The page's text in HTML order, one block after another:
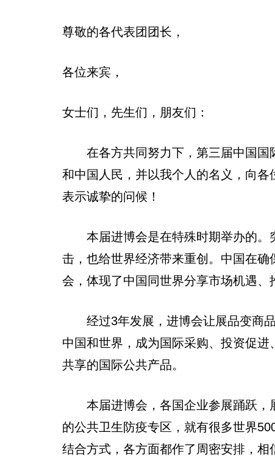
尊敬的各代表团团长，
各位来宾，
女士们，先生们，朋友们：
在各方共同努力下，第三届中国国
和中国人民，并以我个人的名义，向各
表示诚挚的问候！
本届进博会是在特殊时期举办的。
击，也给世界经济带来重创。中国在
会，体现了中国同世界分享市场机遇、
经过3年发展，进博会让展品变商品
中国和世界，成为国际采购、投资促
共享的国际公共产品。
本届进博会，各国企业参展踊跃，
的公共卫生防疫专区，就有很多世界
结合方式，各方面都作了周密安排，